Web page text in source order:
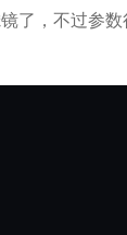
，不过参数